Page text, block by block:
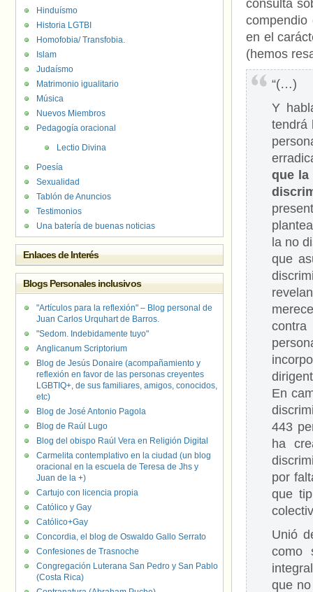
consulta
compendio
en el
(hemos
“(…)
Y
tendrá
que la
la no
que
En
443
ha
por
que
Unió
como
que
Hinduísmo
Historia LGTBI
Homofobia/ Transfobia.
Islam
Judaísmo
Matrimonio igualitario
Música
Nuevos Miembros
Pedagogía oracional
Lectio Divina
Poesía
Sexualidad
Tablón de Anuncios
Testimonios
Una batería de buenas noticias
Enlaces de Interés
Blogs Personales inclusivos
"Artículos para la reflexión" – Blog personal de
Juan Carlos Urquhart de Barros.
"Sedom. Indebidamente tuyo"
Anglicanum Scriptorium
Blog de Jesús Donaire (acompañamiento y
reflexión en favor de las personas creyentes
LGBTIQ+, de sus familiares, amigos, conocidos,
etc)
Blog de José Antonio Pagola
Blog de Raúl Lugo
Blog del obispo Raúl Vera en Religión Digital
Carmelita contemplativo en la ciudad (un blog
oracional en la escuela de Teresa de Jhs y
Juan de la +)
Cartujo con licencia propia
Católico y Gay
Católico+Gay
Concordia, el blog de Oswaldo Gallo Serrato
Confesiones de Trasnoche
Congregación Luterana San Pedro y San Pablo
(Costa Rica)